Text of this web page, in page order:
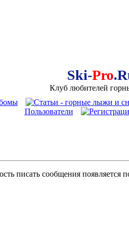
Ski-Pro
Клуб любителей
Пользователи
писать сообщения появляется